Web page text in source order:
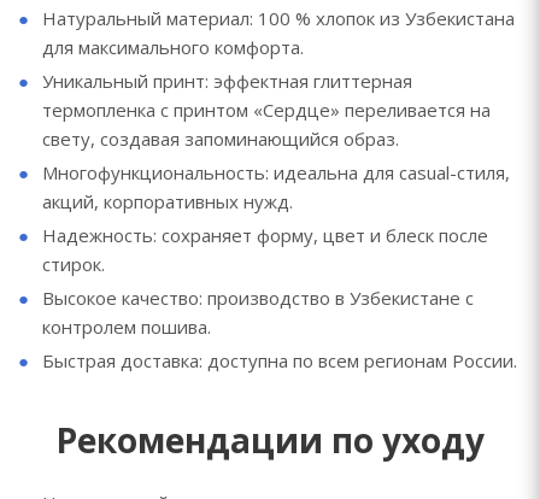
Натуральный материал: 100 % хлопок из Узбекистана
для максимального комфорта.
Уникальный принт: эффектная глиттерная
термопленка с принтом «Сердце» переливается на
свету, создавая запоминающийся образ.
Многофункциональность: идеальна для casual-стиля,
акций, корпоративных нужд.
Надежность: сохраняет форму, цвет и блеск после
стирок.
Высокое качество: производство в Узбекистане с
контролем пошива.
Быстрая доставка: доступна по всем регионам России.
Рекомендации по уходу